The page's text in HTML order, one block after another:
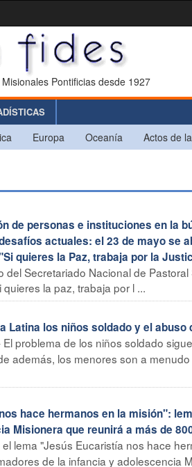
Pontificias desde 1927
Europa Oceanía Actos de
de personas e instituciones en la
actuales: el 23 de mayo se
quieres la Paz, trabaja por la
Secretariado Nacional de
la paz, trabaja por l ...
Latina los niños soldado y el
problema de los niños soldado
además, los menores son a
hace hermanos en la misión":
Misionera que reunirá a más de
lema "Jesús Eucaristía nos hace
de la infancia y adolescencia